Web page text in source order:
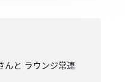
と ラウンジ常連